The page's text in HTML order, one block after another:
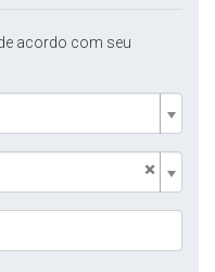
acordo com seu
×